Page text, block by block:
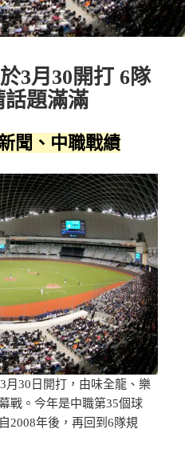
3月30開打 6隊
話題滿滿
聞、中職戰績
月30日開打，由味全龍、樂
戰。今年是中職第35個球
2008年後，再回到6隊規